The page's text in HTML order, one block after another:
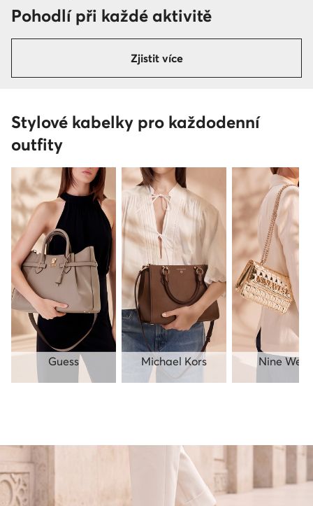
Pohodlí při každé aktivitě
Zjistit více
Stylové kabelky pro každodenní
outfity
Guess Michael Kors Nine West